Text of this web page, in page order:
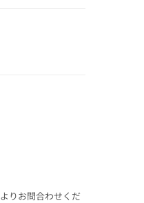
よりお問合わせくだ